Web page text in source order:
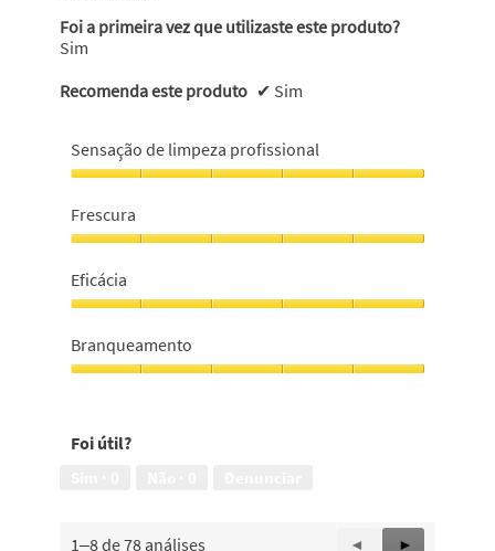
Foi a primeira vez que utilizaste este produto?
Sim
Recomenda este produto ✔ Sim
Sensação de limpeza profissional
de
limpeza
profissional,
5
em
5
Frescura
5
em
5
Eficácia
5
em
5
Branqueamento
5
Foi útil?
1–8 de 78 análises
Anterior
◄
Seguinte
►